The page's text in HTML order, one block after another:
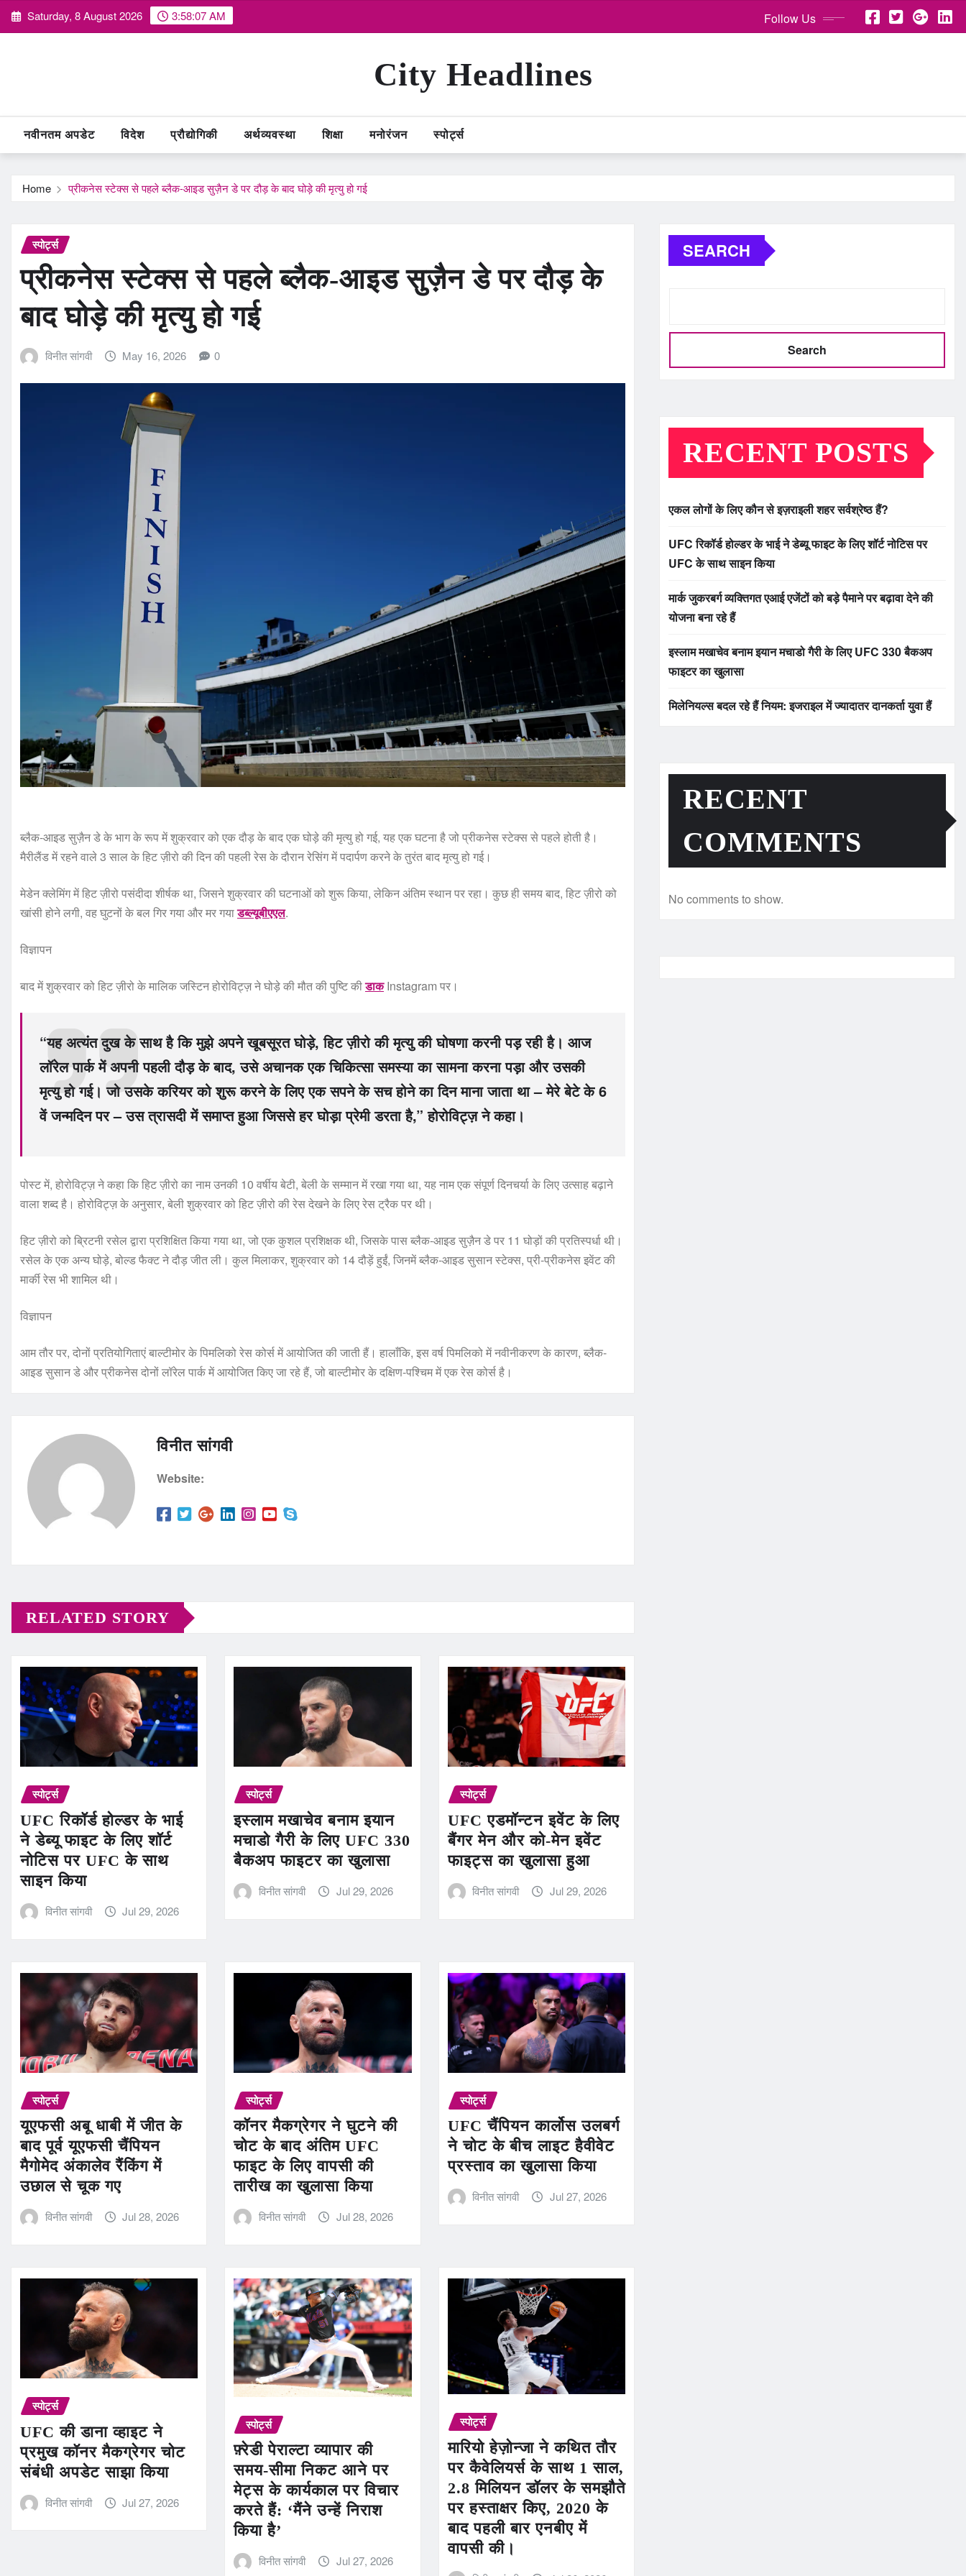
Skip Saturday, 8 August 2026 3:58:08 AM Follow Us
City Headlines
नवीनतम अपडेट विदेश प्रौद्योगिकी अर्थव्यवस्था शिक्षा मनोरंजन स्पोर्ट्स
Home प्रीकनेस स्टेक्स से पहले ब्लैक-आइड सुज़ैन डे पर दौड़ के बाद घोड़े की मृत्यु हो गई
स्पोर्ट्स
प्रीकनेस स्टेक्स से पहले ब्लैक-आइड सुज़ैन डे पर दौड़ के
बाद घोड़े की मृत्यु हो गई
विनीत सांगवी May 16, 2026 0
ब्लैक-आइड सुज़ैन डे के भाग के रूप में शुक्रवार को एक दौड़ के बाद एक घोड़े की मृत्यु हो गई, यह एक घटना है जो प्रीकनेस स्टेक्स से पहले होती है।
मैरीलैंड में रहने वाले 3 साल के हिट ज़ीरो की दिन की पहली रेस के दौरान रेसिंग में पदार्पण करने के तुरंत बाद मृत्यु हो गई।
मेडेन क्लेमिंग में हिट ज़ीरो पसंदीदा शीर्षक था, जिसने शुक्रवार की घटनाओं को शुरू किया, लेकिन अंतिम स्थान पर रहा। कुछ ही समय बाद, हिट ज़ीरो को
खांसी होने लगी, वह घुटनों के बल गिर गया और मर गयाडब्ल्यूबीएएल.
विज्ञापन
बाद में शुक्रवार को हिट ज़ीरो के मालिक जस्टिन होरोविट्ज़ ने घोड़े की मौत की पुष्टि कीडाकInstagram पर।
“यह अत्यंत दुख के साथ है कि मुझे अपने खूबसूरत घोड़े, हिट ज़ीरो की मृत्यु की घोषणा करनी पड़ रही है। आज
लॉरेल पार्क में अपनी पहली दौड़ के बाद, उसे अचानक एक चिकित्सा समस्या का सामना करना पड़ा और उसकी
मृत्यु हो गई। जो उसके करियर को शुरू करने के लिए एक सपने के सच होने का दिन माना जाता था – मेरे बेटे के 6
वें जन्मदिन पर – उस त्रासदी में समाप्त हुआ जिससे हर घोड़ा प्रेमी डरता है,” होरोविट्ज़ ने कहा।
पोस्ट में, होरोविट्ज़ ने कहा कि हिट ज़ीरो का नाम उनकी 10 वर्षीय बेटी, बेली के सम्मान में रखा गया था, यह नाम एक संपूर्ण दिनचर्या के लिए उत्साह बढ़ाने
वाला शब्द है। होरोविट्ज़ के अनुसार, बेली शुक्रवार को हिट ज़ीरो की रेस देखने के लिए रेस ट्रैक पर थी।
हिट ज़ीरो को ब्रिटनी रसेल द्वारा प्रशिक्षित किया गया था, जो एक कुशल प्रशिक्षक थी, जिसके पास ब्लैक-आइड सुज़ैन डे पर 11 घोड़ों की प्रतिस्पर्धा थी।
रसेल के एक अन्य घोड़े, बोल्ड फैक्ट ने दौड़ जीत ली। कुल मिलाकर, शुक्रवार को 14 दौड़ें हुईं, जिनमें ब्लैक-आइड सुसान स्टेक्स, प्री-प्रीकनेस इवेंट की
मार्की रेस भी शामिल थी।
विज्ञापन
आम तौर पर, दोनों प्रतियोगिताएं बाल्टीमोर के पिमलिको रेस कोर्स में आयोजित की जाती हैं। हालाँकि, इस वर्ष पिमलिको में नवीनीकरण के कारण, ब्लैक-
आइड सुसान डे और प्रीकनेस दोनों लॉरेल पार्क में आयोजित किए जा रहे हैं, जो बाल्टीमोर के दक्षिण-पश्चिम में एक रेस कोर्स है।
विनीत सांगवी
Website:
RELATED STORY
स्पोर्ट्स
UFC रिकॉर्ड होल्डर के भाई
ने डेब्यू फाइट के लिए शॉर्ट
नोटिस पर UFC के साथ
साइन किया
विनीत सांगवी Jul 29, 2026
स्पोर्ट्स
इस्लाम मखाचेव बनाम इयान
मचाडो गैरी के लिए UFC 330
बैकअप फाइटर का खुलासा
विनीत सांगवी Jul 29, 2026
स्पोर्ट्स
UFC एडमॉन्टन इवेंट के लिए
बैंगर मेन और को-मेन इवेंट
फाइट्स का खुलासा हुआ
विनीत सांगवी Jul 29, 2026
स्पोर्ट्स
यूएफसी अबू धाबी में जीत के
बाद पूर्व यूएफसी चैंपियन
मैगोमेद अंकालेव रैंकिंग में
उछाल से चूक गए
विनीत सांगवी Jul 28, 2026
स्पोर्ट्स
कॉनर मैकग्रेगर ने घुटने की
चोट के बाद अंतिम UFC
फाइट के लिए वापसी की
तारीख का खुलासा किया
विनीत सांगवी Jul 28, 2026
स्पोर्ट्स
UFC चैंपियन कार्लोस उलबर्ग
ने चोट के बीच लाइट हैवीवेट
प्रस्ताव का खुलासा किया
विनीत सांगवी Jul 27, 2026
स्पोर्ट्स
UFC की डाना व्हाइट ने
प्रमुख कॉनर मैकग्रेगर चोट
संबंधी अपडेट साझा किया
विनीत सांगवी Jul 27, 2026
स्पोर्ट्स
फ़्रेडी पेराल्टा व्यापार की
समय-सीमा निकट आने पर
मेट्स के कार्यकाल पर विचार
करते हैं: ‘मैंने उन्हें निराश
किया है’
विनीत सांगवी Jul 27, 2026
स्पोर्ट्स
मारियो हेज़ोन्जा ने कथित तौर
पर कैवेलियर्स के साथ 1 साल,
2.8 मिलियन डॉलर के समझौते
पर हस्ताक्षर किए, 2020 के
बाद पहली बार एनबीए में
वापसी की।
SEARCH
Search
RECENT POSTS
एकल लोगों के लिए कौन से इज़राइली शहर सर्वश्रेष्ठ हैं?
UFC रिकॉर्ड होल्डर के भाई ने डेब्यू फाइट के लिए शॉर्ट नोटिस पर
UFC के साथ साइन किया
मार्क जुकरबर्ग व्यक्तिगत एआई एजेंटों को बड़े पैमाने पर बढ़ावा देने की
योजना बना रहे हैं
इस्लाम मखाचेव बनाम इयान मचाडो गैरी के लिए UFC 330 बैकअप
फाइटर का खुलासा
मिलेनियल्स बदल रहे हैं नियम: इजराइल में ज्यादातर दानकर्ता युवा हैं
RECENT
COMMENTS
No comments to show.